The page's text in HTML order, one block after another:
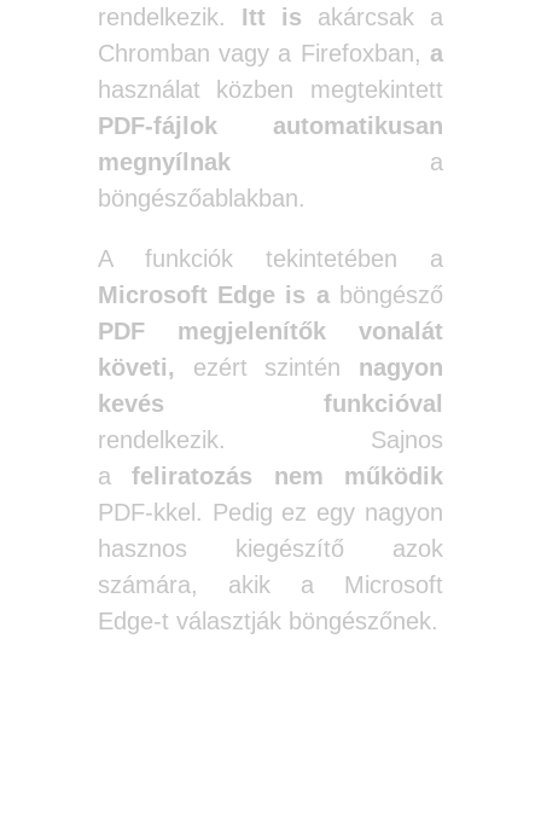
rendelkezik. Itt is akárcsak a
Chromban vagy a Firefoxban, a
használat közben megtekintett
PDF-fájlok automatikusan
megnyílnaka
böngészőablakban.
A funkciók tekintetében a
Microsoft Edge is aböngésző
PDF megjelenítők vonalát
követi, ezért szintén nagyon
kevés funkcióval
rendelkezik. Sajnos
a
feliratozás nem
működik
PDF-kkel. Pedig ez egy nagyon
hasznos kiegészítő azok
számára, akik a Microsoft
Edge-t választják böngészőnek.